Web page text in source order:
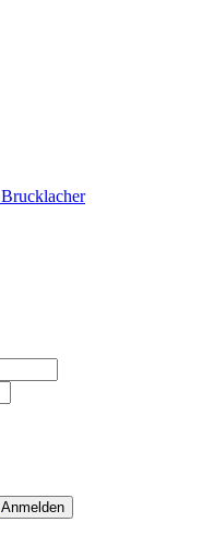
Anmelden